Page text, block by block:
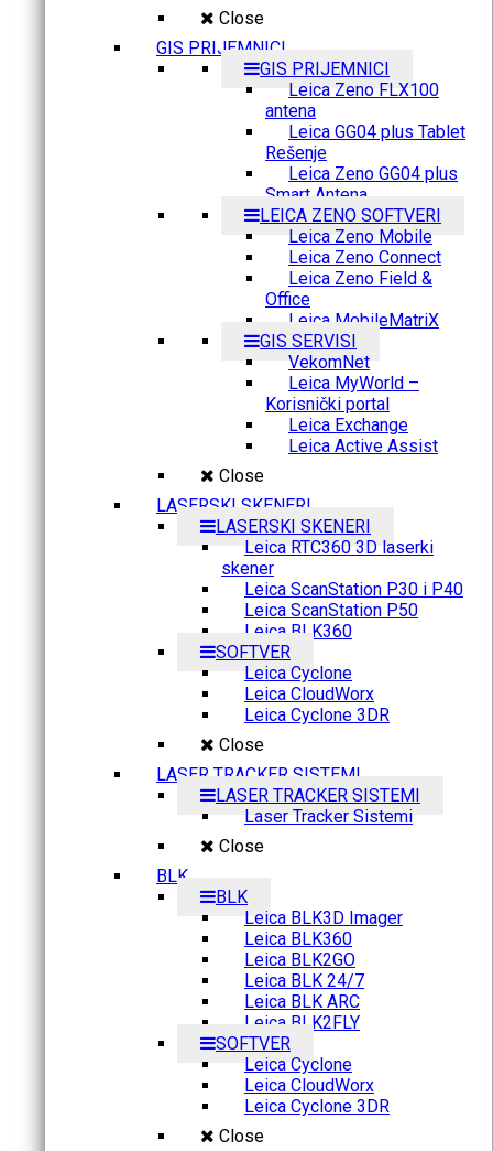
Close
GIS PRIJEMNICI
GIS PRIJEMNICI
Leica Zeno FLX100
antena
Leica GG04 plus Tablet
Rešenje
Leica Zeno GG04 plus
Smart Antena
LEICA ZENO SOFTVERI
Leica Zeno Mobile
Leica Zeno Connect
Leica Zeno Field &
Office
Leica MobileMatriX
GIS SERVISI
VekomNet
Leica MyWorld –
Korisnički portal
Leica Exchange
Leica Active Assist
Close
LASERSKI SKENERI
LASERSKI SKENERI
Leica RTC360 3D laserki
skener
Leica ScanStation P30 i P40
Leica ScanStation P50
Leica BLK360
SOFTVER
Leica Cyclone
Leica CloudWorx
Leica Cyclone 3DR
Close
LASER TRACKER SISTEMI
LASER TRACKER SISTEMI
Laser Tracker Sistemi
Close
BLK
BLK
Leica BLK3D Imager
Leica BLK360
Leica BLK2GO
Leica BLK 24/7
Leica BLK ARC
Leica BLK2FLY
SOFTVER
Leica Cyclone
Leica CloudWorx
Leica Cyclone 3DR
Close